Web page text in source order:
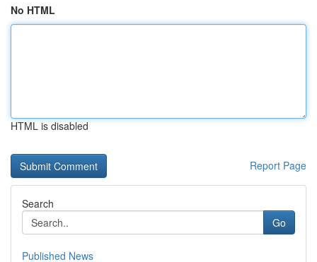
No HTML
HTML is disabled
Report Page
Search
Go
Published News